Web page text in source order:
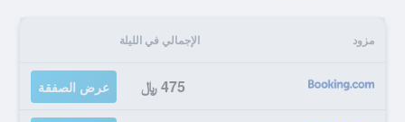
مزود الإجمالي في الليلة
475 ﷼ عرض الصفقة